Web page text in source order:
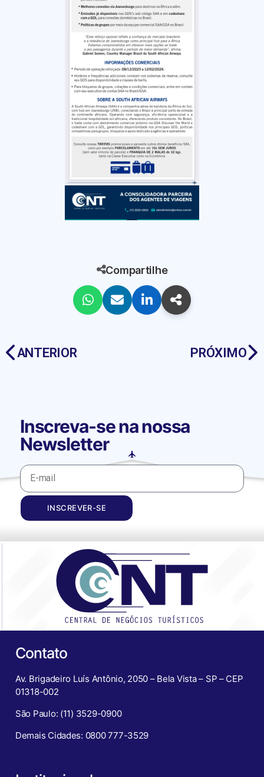
Compartilhe
ANTERIOR PRÓXIMO
Inscreva-se na nossa
Newsletter
INSCREVER-SE
Contato
Av. Brigadeiro Luís Antônio, 2050 – Bela Vista – SP – CEP
01318-002
São Paulo: (11) 3529-0900
Demais Cidades: 0800 777-3529